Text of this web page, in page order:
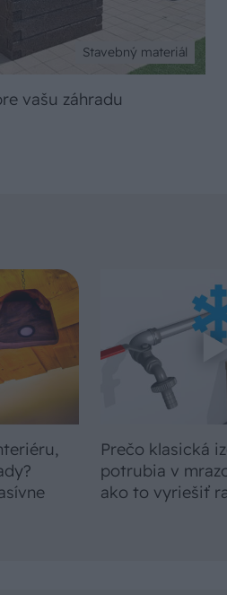
Stavebný materiál
vašu záhradu
Prečo klasická
potrubia v
ako to vyriešiť